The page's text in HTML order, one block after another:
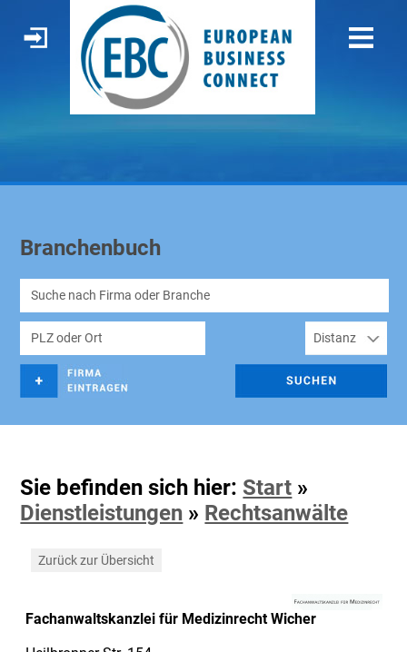
Branchenbuch
Sie befinden sich hier: Start »
Dienstleistungen » Rechtsanwälte
Zurück zur Übersicht
Fachanwaltskanzlei für Medizinrecht Wicher